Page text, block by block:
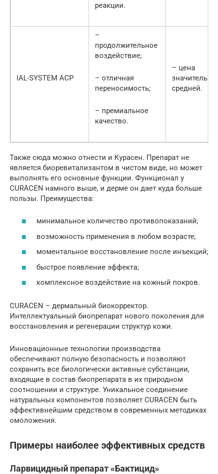
реакции.
IAL-SYSTEM ACP
–
продолжительное
воздействие;
– отличная
переносимость;
– премиальное
качество.
– цена
средней.
Также сюда можно отнести и Курасен. Препарат не
является биоревитализантом в чистом виде, но может
выполнять его основные функции. Функционал у
CURACEN намного выше, и дерме он дает куда больше
пользы. Преимущества:
минимальное количество противопоказаний;
возможность применения в любом возрасте;
моментальное восстановление после инъекций;
быстрое появление эффекта;
комплексное воздействие на кожный покров.
CURACEN – дермальный биокорректор.
Интеллектуальный биопрепарат нового поколения для
восстановления и регенерации структур кожи.
Инновационные технологии производства
обеспечивают полную безопасность и позволяют
сохранить все биологически активные субстанции,
входящие в состав биопрепарата в их природном
соотношении и структуре. Уникальное соединение
натуральных компонентов позволяет CURACEN быть
эффективнейшим средством в современных методиках
омоложения.
Примеры наиболее эффективных средств
Ларвицидный препарат «Бактицид»